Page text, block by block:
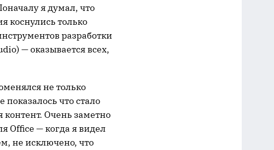
я думал, что
коснулись только
разработки
— оказывается всех,
не только
что стало
контент. Очень заметно
Office — когда я видел
не исключено, что